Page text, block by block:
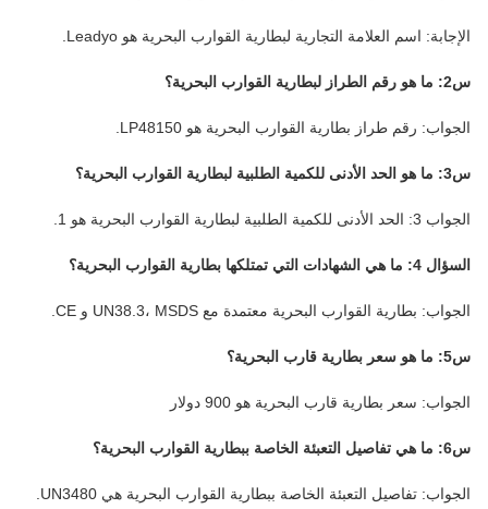
الإجابة: اسم العلامة التجارية لبطارية القوارب البحرية هو Leadyo.
س2: ما هو رقم الطراز لبطارية القوارب البحرية؟
الجواب: رقم طراز بطارية القوارب البحرية هو LP48150.
س3: ما هو الحد الأدنى للكمية الطلبية لبطارية القوارب البحرية؟
الجواب 3: الحد الأدنى للكمية الطلبية لبطارية القوارب البحرية هو 1.
السؤال 4: ما هي الشهادات التي تمتلكها بطارية القوارب البحرية؟
الجواب: بطارية القوارب البحرية معتمدة مع UN38.3، MSDS و CE.
س5: ما هو سعر بطارية قارب البحرية؟
الجواب: سعر بطارية قارب البحرية هو 900 دولار
س6: ما هي تفاصيل التعبئة الخاصة ببطارية القوارب البحرية؟
الجواب: تفاصيل التعبئة الخاصة ببطارية القوارب البحرية هي UN3480.